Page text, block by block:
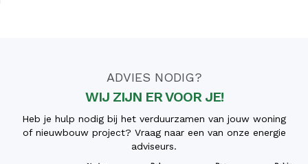
ADVIES NODIG?
WIJ ZIJN ER VOOR JE!
Heb je hulp nodig bij het verduurzamen van jouw woning
of nieuwbouw project? Vraag naar een van onze energie
adviseurs.